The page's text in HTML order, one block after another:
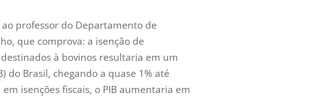
professor do Departamento de
que comprova: a isenção de
à bovinos resultaria em um
do Brasil, chegando a quase 1% até
isenções fiscais, o PIB aumentaria em